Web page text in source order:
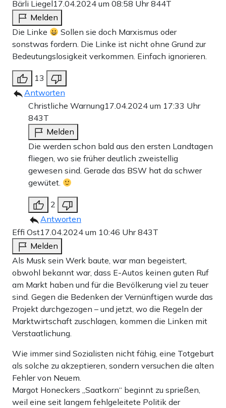
Bärli Liegel17.04.2024 um 08:58 Uhr844T
Melden
Die Linke
Sollen sie doch Marxismus oder
sonstwas fordern. Die Linke ist nicht ohne Grund zur
Bedeutungslosigkeit verkommen. Einfach ignorieren.
13
Antworten
Christliche Warnung17.04.2024 um 17:33 Uhr
843T
Melden
Die werden schon bald aus den ersten Landtagen
fliegen, wo sie früher deutlich zweistellig
gewesen sind. Gerade das BSW hat da schwer
gewütet.
2
Antworten
Effi Ost17.04.2024 um 10:46 Uhr843T
Melden
Als Musk sein Werk baute, war man begeistert,
obwohl bekannt war, dass E-Autos keinen guten Ruf
am Markt haben und für die Bevölkerung viel zu teuer
sind. Gegen die Bedenken der Vernünftigen wurde das
Projekt durchgezogen – und jetzt, wo die Regeln der
Marktwirtschaft zuschlagen, kommen die Linken mit
Verstaatlichung.
Wie immer sind Sozialisten nicht fähig, eine Totgeburt
als solche zu akzeptieren, sondern versuchen die alten
Fehler von Neuem.
Margot Honeckers „Saatkorn“ beginnt zu sprießen,
weil eine seit langem fehlgeleitete Politik der